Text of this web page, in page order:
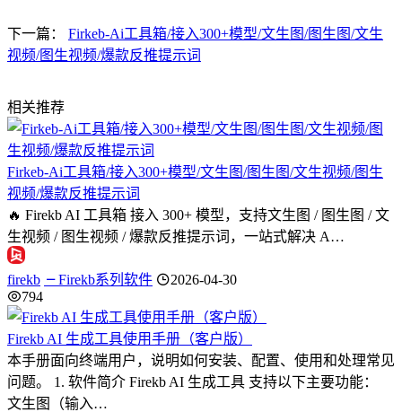
下一篇：
Firkeb-Ai工具箱/接入300+模型/文生图/图生图/文生
视频/图生视频/爆款反推提示词
相关推荐
Firkeb-Ai工具箱/接入300+模型/文生图/图生图/文生视频/图生
视频/爆款反推提示词
🔥 Firekb AI 工具箱 接入 300+ 模型，支持文生图 / 图生图 / 文
生视频 / 图生视频 / 爆款反推提示词，一站式解决 A…
firekb Firekb系列软件
2026-04-30
794
Firekb AI 生成工具使用手册（客户版）
本手册面向终端用户，说明如何安装、配置、使用和处理常见
问题。 1. 软件简介 Firekb AI 生成工具 支持以下主要功能：
文生图（输入…